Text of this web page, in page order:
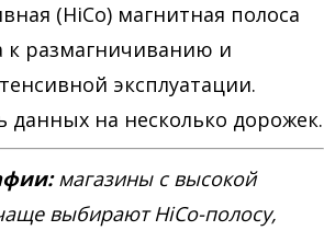
(HiCo) магнитная полоса
к размагничиванию и
эксплуатации.
данных на несколько дорожек.
магазины с высокой
выбирают HiCo-полосу,